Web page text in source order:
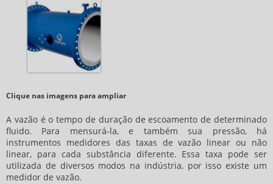
Clique nas imagens para ampliar
A vazão é o tempo de duração de escoamento de determinado
fluido. Para mensurá-la, e também sua pressão, há
instrumentos medidores das taxas de vazão linear ou não
linear, para cada substância diferente. Essa taxa pode ser
utilizada de diversos modos na indústria, por isso existe um
medidor de vazão.